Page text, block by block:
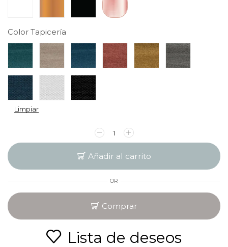
Color Tapicería
Limpiar
Añadir al carrito
OR
Comprar
Lista de deseos